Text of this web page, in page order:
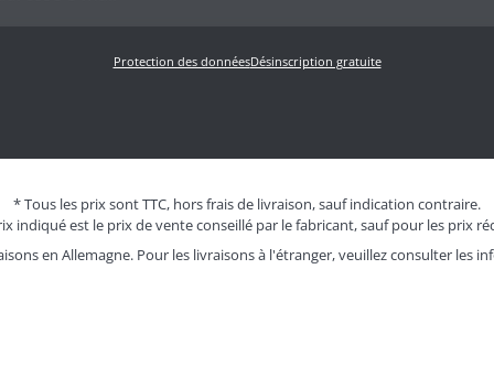
Protection des donnéesDésinscription gratuite
* Tous les prix sont TTC, hors frais de livraison, sauf indication contraire.
indiqué est le prix de vente conseillé par le fabricant, sauf pour les prix
en Allemagne. Pour les livraisons à l'étranger, veuillez consulter les